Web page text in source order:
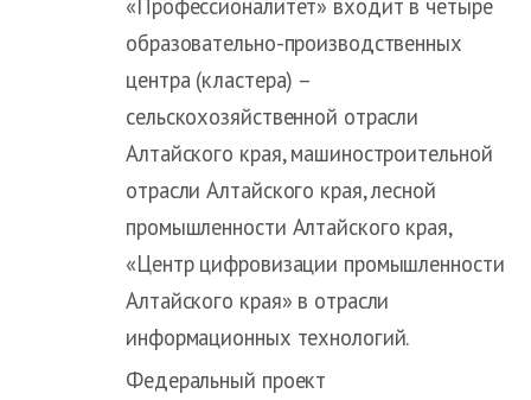
образовательно-производственных
центра (кластера) –
сельскохозяйственной отрасли
Алтайского края, машиностроительной
отрасли Алтайского края, лесной
промышленности Алтайского края,
«Центр цифровизации промышленности
Алтайского края» в отрасли
информационных технологий.
Федеральный проект